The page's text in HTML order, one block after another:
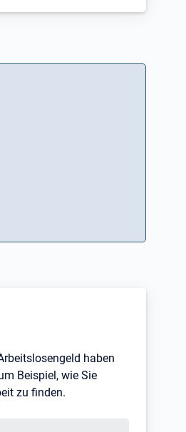
haben
Beispiel, wie Sie
zu finden.